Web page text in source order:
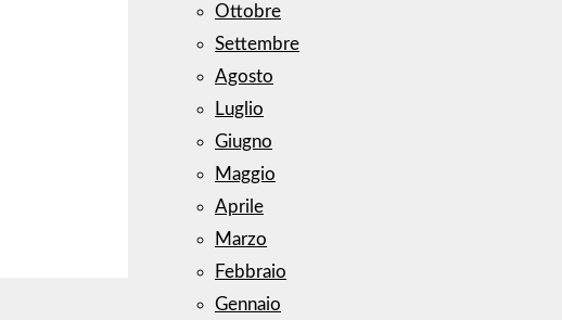
Ottobre
Settembre
Agosto
Luglio
Giugno
Maggio
Aprile
Marzo
Febbraio
Gennaio